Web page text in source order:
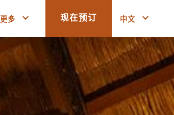
更多 现在预订 中文